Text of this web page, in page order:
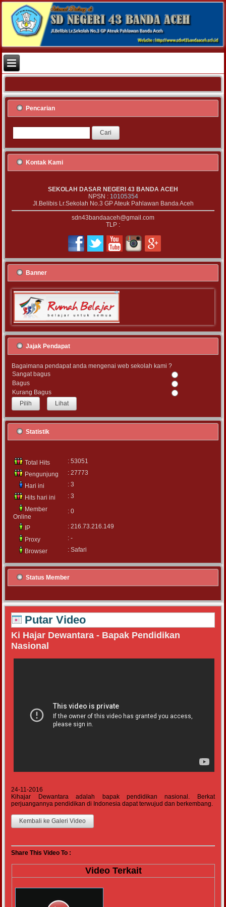
Pencarian
Kontak Kami
SEKOLAH DASAR NEGERI 43 BANDA ACEH
NPSN : 10105354
Jl.Belibis Lr.Sekolah No.3 GP Ateuk Pahlawan Banda Aceh
sdn43bandaaceh@gmail.com
TLP :
Banner
Jajak Pendapat
Bagaimana pendapat anda mengenai web sekolah kami ?
Sangat bagus
Bagus
Kurang Bagus
Lihat
Statistik
Total Hits
: 53051
Pengunjung
: 27773
Hari ini
: 3
Hits hari ini
: 3
Member
Online
: 0
IP
: 216.73.216.149
Proxy
: -
Browser
: Safari
Status Member
Putar Video
Ki Hajar Dewantara - Bapak Pendidikan
Nasional
24-11-2016
Kihajar Dewantara adalah bapak pendidikan nasional. Berkat
perjuangannya pendidikan di Indonesia dapat terwujud dan berkembang.
Kembali ke Galeri Video
Share This Video To :
Video Terkait